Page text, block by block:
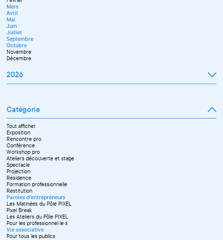
Décembre
Octobre
Novembre
Décembre
Mai
Juin
Juillet
Septembre
Novembre
Décembre
Mars
Avril
Mai
Juin
Juillet
Septembre
Octobre
Novembre
Décembre
2026
Avril
Mai
Juin
Septembre
Octobre
Novembre
Catégorie
Tout afficher
Exposition
Rencontre pro
Conférence
Workshop pro
Ateliers découverte et stage
Spectacle
Projection
Résidence
Formation professionnelle
Restitution
Paroles d'entrepreneurs
Les Matinées du Pôle PIXEL
Pixel Break
Les Ateliers du Pôle PIXEL
Pour les professionnel·le·s
Vie associative
Pour tous les publics